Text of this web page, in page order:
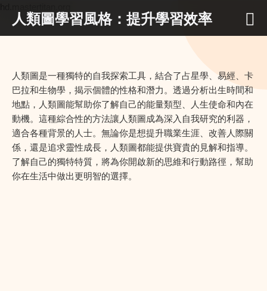
人類圖學習風格：提升學習效率
人類圖是一種獨特的自我探索工具，結合了占星學、易經、卡
巴拉和生物學，揭示個體的性格和潛力。透過分析出生時間和
地點，人類圖能幫助你了解自己的能量類型、人生使命和內在
動機。這種綜合性的方法讓人類圖成為深入自我研究的利器，
適合各種背景的人士。無論你是想提升職業生涯、改善人際關
係，還是追求靈性成長，人類圖都能提供寶貴的見解和指導。
了解自己的獨特特質，將為你開啟新的思維和行動路徑，幫助
你在生活中做出更明智的選擇。